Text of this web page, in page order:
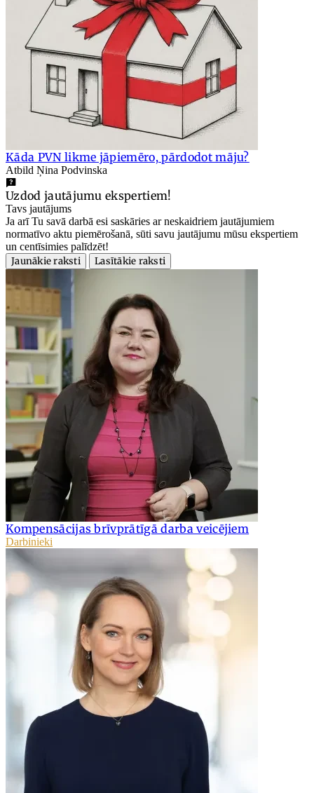
Kāda PVN likme jāpiemēro, pārdodot māju?
Atbild Ņina Podvinska
Uzdod jautājumu ekspertiem!
Tavs jautājums
Ja arī Tu savā darbā esi saskāries ar neskaidriem jautājumiem
normatīvo aktu piemērošanā, sūti savu jautājumu mūsu ekspertiem
un centīsimies palīdzēt!
Jaunākie raksti
Lasītākie raksti
Kompensācijas brīvprātīgā darba veicējiem
Darbinieki